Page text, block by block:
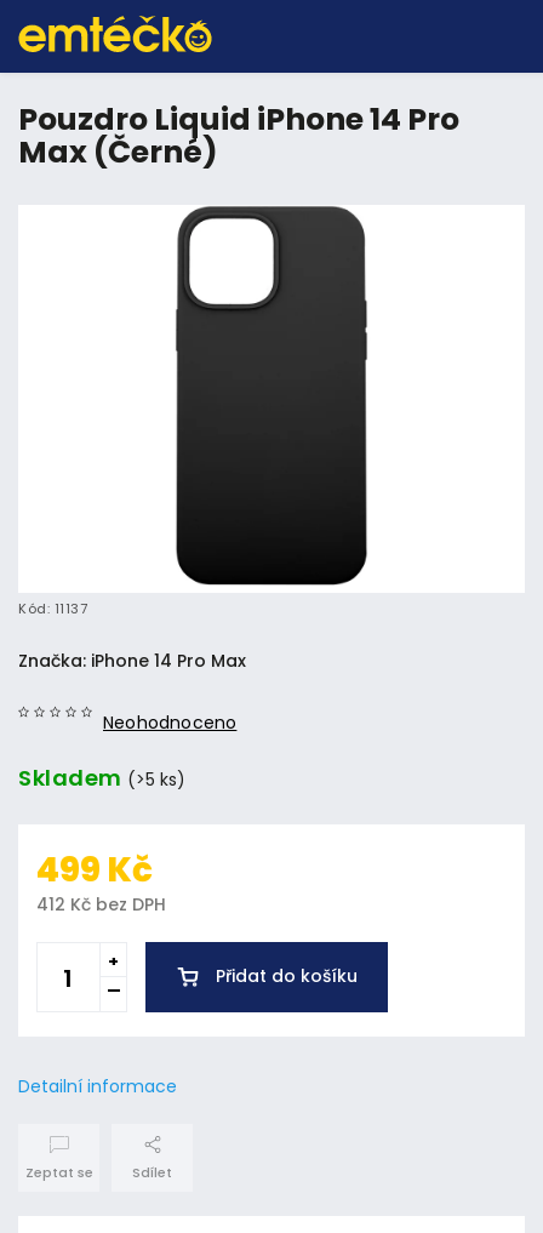
Pouzdro Liquid iPhone 14 Pro
Max (Černé)
Kód: 11137
Neohodnoceno
Značka: iPhone 14 Pro Max
Skladem (>5 ks)
499 Kč
412 Kč bez DPH
Přidat do košíku
Detailní informace
Zeptat se Sdílet